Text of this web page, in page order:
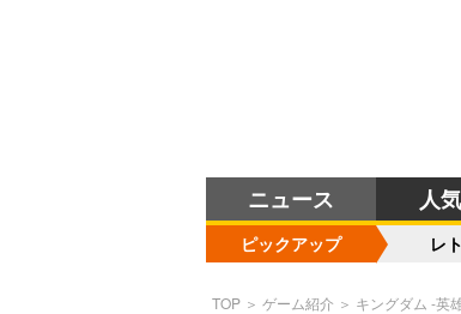
ニュース 人
ピックアップ レ
TOP ＞ ゲーム紹介 ＞ キングダム -英